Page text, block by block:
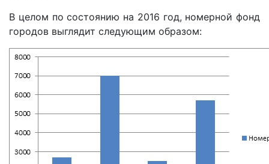
В целом по состоянию на 2016 год, номерной фонд
городов выглядит следующим образом: